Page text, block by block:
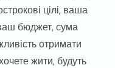
цілі, ваша
бюджет, сума
отримати
жити, будуть